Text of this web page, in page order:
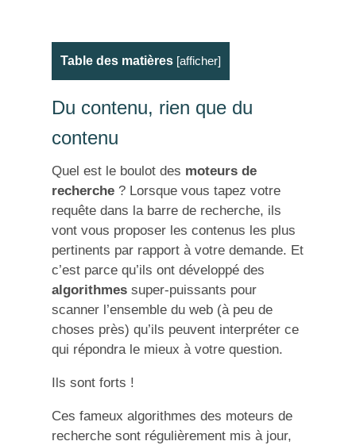
Table des matières [afficher]
Du contenu, rien que du
contenu
Quel est le boulot des moteurs de
recherche? Lorsque vous tapez votre
requête dans la barre de recherche, ils
vont vous proposer les contenus les plus
pertinents par rapport à votre demande. Et
c’est parce qu’ils ont développé des
algorithmessuper-puissants pour
scanner l’ensemble du web (à peu de
choses près) qu’ils peuvent interpréter ce
qui répondra le mieux à votre question.
Ils sont forts !
Ces fameux algorithmes des moteurs de
recherche sont régulièrement mis à jour,